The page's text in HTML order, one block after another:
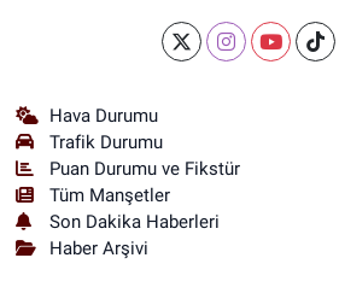
Hava Durumu
Trafik Durumu
Puan Durumu ve Fikstür
Tüm Manşetler
Son Dakika Haberleri
Haber Arşivi